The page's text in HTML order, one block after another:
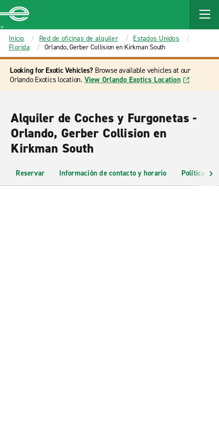
MAIN
CONTENT
Enterprise
Inicio Red de oficinas de alquiler
Estados Unidos
Florida
Orlando, Gerber Collision en Kirkman South
Looking for Exotic Vehicles? Browse available vehicles at our
Orlando Exotics location. View Orlando Exotics Location
Alquiler de Coches y Furgonetas -
Orlando, Gerber Collision en
Kirkman South
Reservar Información de contacto y horario Políticas